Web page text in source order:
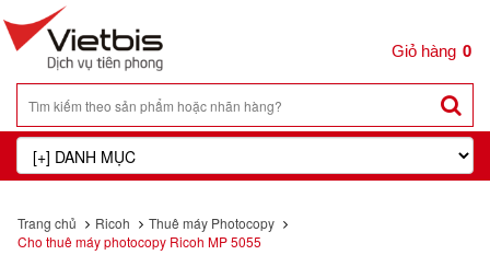
0
Trang chủ Ricoh
Thuê máy Photocopy
Cho thuê máy photocopy Ricoh MP 5055